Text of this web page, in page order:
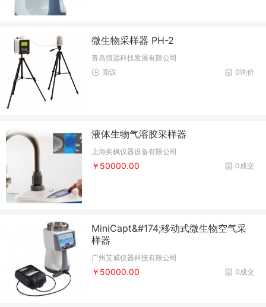
微生物采样器 PH-2
青岛恒远科技发展有限公司
0询价
面议
液体生物气溶胶采样器
上海奕枫仪器设备有限公司
0成交
￥50000.00
MiniCapt&#174;移动式微生物空气采
样器
广州艾威仪器科技有限公司
0成交
￥50000.00